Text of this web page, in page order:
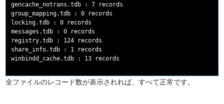
gencache_notrans.tdb : 7 records
group_mapping.tdb : 0 records
locking.tdb : 0 records
messages.tdb : 0 records
registry.tdb : 124 records
share_info.tdb : 1 records
全ファイルのレコード数が表示されれば、すべて正常です。